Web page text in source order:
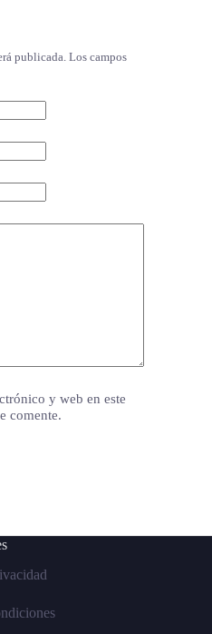
publicada. Los campos
y web en este
comente.